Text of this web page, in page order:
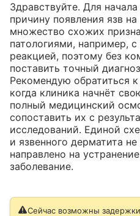
Здравствуйте. Для
причину появления язв
множество схожих
патологиями, например, с
реакцией, поэтому без
поставить точный
Рекомендую обратиться
когда клиника начнёт
полный медицинский
сопоставить их с
исследований. Единой
и язвенного дерматита
направлено на
заболевание.
Сейчас возможны задержки